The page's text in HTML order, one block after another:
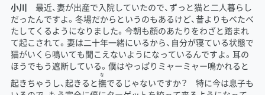
小川 最近、妻が出産で入院していたので、ずっと猫と二人暮らし
だったんですよ。冬場だからというのもあるけど、昔よりもべたべ
たしてくるようになりました。今朝も顔のあたりをわざと踏まれ
て起こされて。妻は二十年一緒にいるから、自分が寝ている状態で
猫がいくら鳴いても聞こえないようになっているんですよ。耳の
ほうでもう遮断している。僕はやっぱりミャーミャー鳴かれると
起きちゃうし、起きると撫
な
でるじゃないですか？ 特に今は息子も